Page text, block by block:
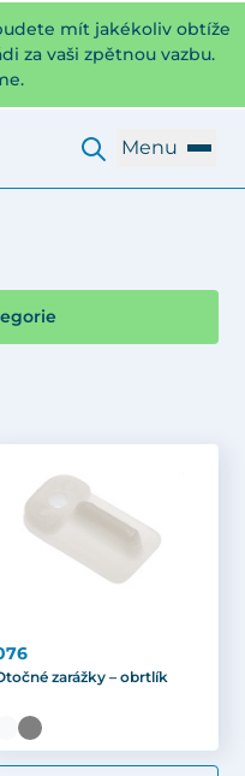
mít jakékoliv obtíže
za vaši zpětnou vazbu.
Menu
zarážky – obrtlík